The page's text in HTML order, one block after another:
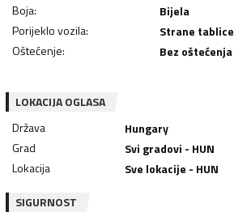
Boja:
Bijela
Porijeklo vozila:
Strane tablice
Oštećenje: Bez oštećenja
LOKACIJA OGLASA
Država
Hungary
Grad
Svi gradovi - HUN
Lokacija
Sve lokacije - HUN
SIGURNOST